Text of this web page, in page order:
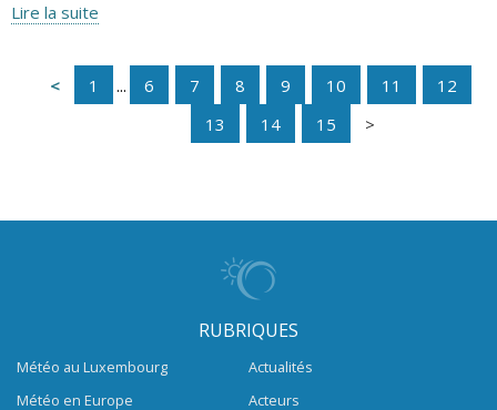
Lire la suite
1 ... 6 7 8 9 10 11
12
13
14 15
RUBRIQUES
Météo au Luxembourg
Météo en Europe
Actualités
Acteurs